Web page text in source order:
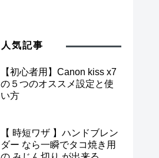
人気記事
【初心者用】Canon kiss x7
の５つのオススメ設定と使
い方
【 時短ワザ 】ハンドブレン
ダー なら一瞬でタコ焼き用